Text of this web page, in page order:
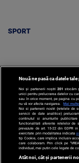
SPORT
SPORT
Nouă ne pasă ca datele
Noi și partenerii noștri 201 stocăm
unici pentru prelucrarea datelor cu
sau în orice moment, pe pagina cu
nu vă vor afecta navigarea.
Mai
Noi si partenerii nostri (retelele de
servicii de date analitice)
continutul si anunturile
functionalitati aferente retelelor de
prevazute de art. 15-22 din GDPR
exercitate prin modalitatea indicata
tip Cookie, care implica inclusiv
care colaboram. Prin click pe
individual, mai putin cele legate de
Atât noi, cât și partenerii